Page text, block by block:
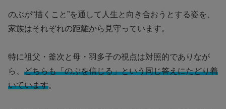
のぶが“描くこと”を通して人生と向き合おうとする姿を、
家族はそれぞれの距離から見守っています。
特に祖父・釜次と母・羽多子の視点は対照的でありなが
ら、 どちらも「のぶを信じる」という同じ答えにたどり着
いています。